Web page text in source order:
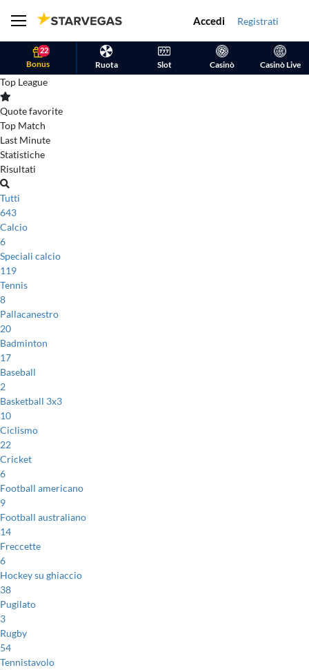
Accedi Registrati
22
Bonus Ruota Slot Casinò Casinò Live
Top League
Quote favorite
Top Match
Last Minute
Statistiche
Risultati
Tutti
643
Calcio
6
Speciali calcio
119
Tennis
8
Pallacanestro
20
Badminton
17
Baseball
2
Basketball 3x3
10
Ciclismo
22
Cricket
6
Football americano
9
Football australiano
14
Freccette
6
Hockey su ghiaccio
38
Pugilato
3
Rugby
54
Tennistavolo